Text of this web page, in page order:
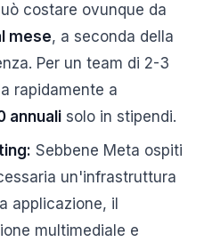
costare ovunque da
mese, a seconda della
Per un team di 2-3
rapidamente a
annuali solo in stipendi.
Sebbene Meta ospiti
un'infrastruttura
applicazione, il
multimediale e